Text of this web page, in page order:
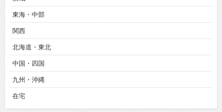
東海・中部
関西
北海道・東北
中国・四国
九州・沖縄
在宅